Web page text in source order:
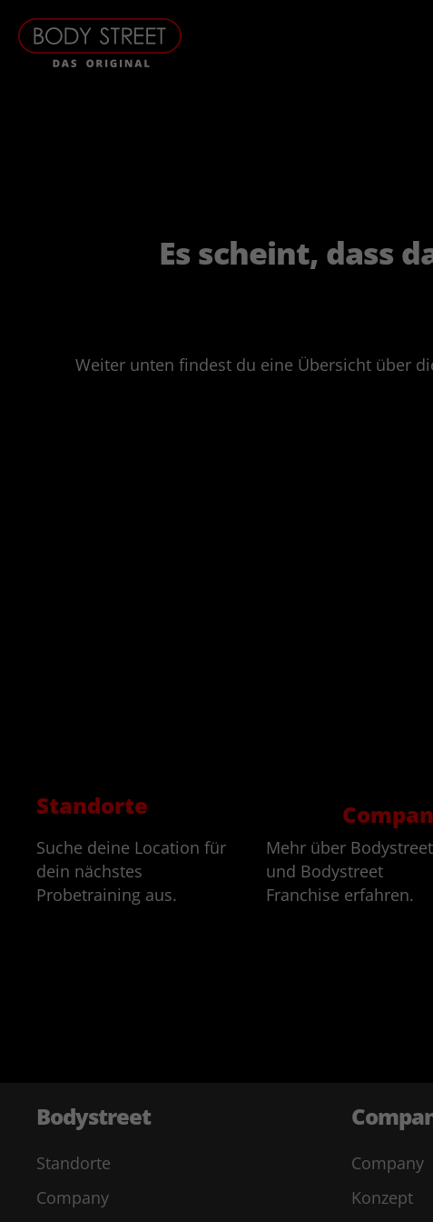
Es scheint, dass
Weiter unten findest du eine Übersicht über
Standorte
Suche deine Location für
dein nächstes
Probetraining aus.
Mehr über Bodystreet
und Bodystreet
Franchise erfahren.
Bodystreet
Standorte
Company
Company
Konzept